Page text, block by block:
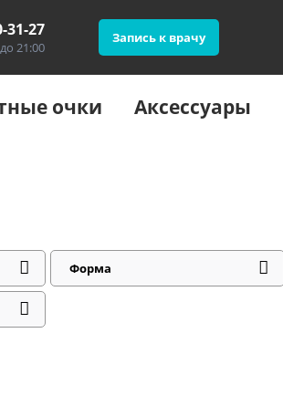
31-27
21:00
Запись к врачу
очки Аксессуары
Форма